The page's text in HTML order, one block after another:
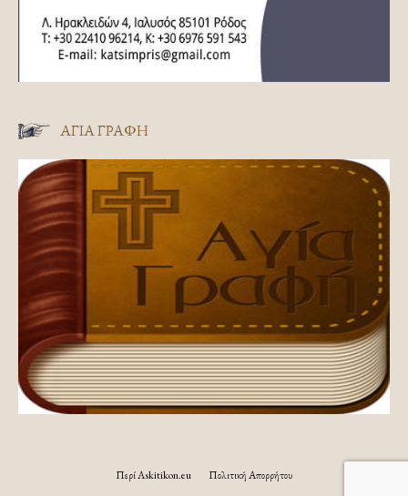
ΑΓΊΑ ΓΡΑΦΉ
Περί Askitikon.eu Πολιτική Απορρήτου